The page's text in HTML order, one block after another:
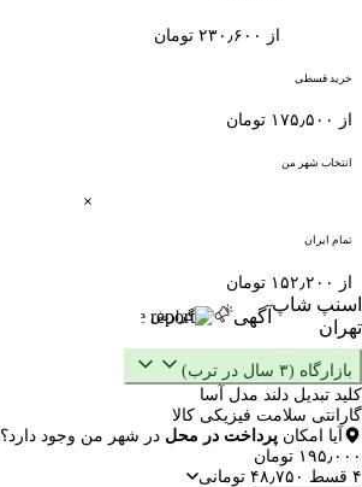
از ۲۳۰٫۶۰۰ تومان
خرید قسطی
از ۱۷۵٫۵۰۰ تومان
انتخاب شهر من
تمام ایران
از ۱۵۲٫۲۰۰ تومان
اسنپ شاپ
تهران
آگهی گزارش
بازارگاه (۳ سال در ترب)
کلید تبدیل دلند مدل آسا
گارانتی سلامت فیزیکی کالا
آیا امکان پرداخت در محل در شهر من وجود دارد؟
۱۹۵٫۰۰۰ تومان
۴ قسط ۴۸٫۷۵۰ تومانی